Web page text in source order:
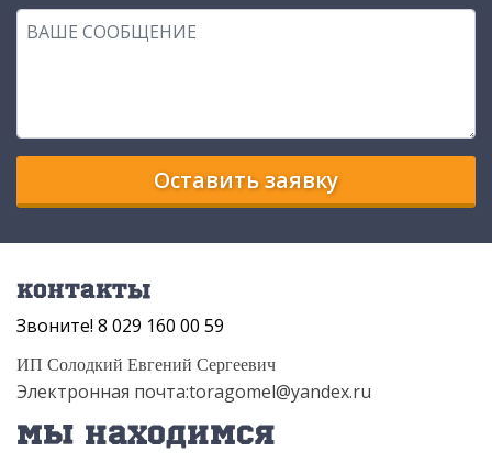
Оставить заявку
Контакты
Звоните! 8 029 160 00 59
ИП Солодкий Евгений Сергеевич
Электронная почта:toragomel@yandex.ru
Мы находимся